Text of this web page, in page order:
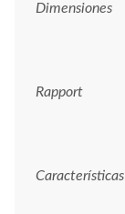
Dimensiones
Rapport
Características